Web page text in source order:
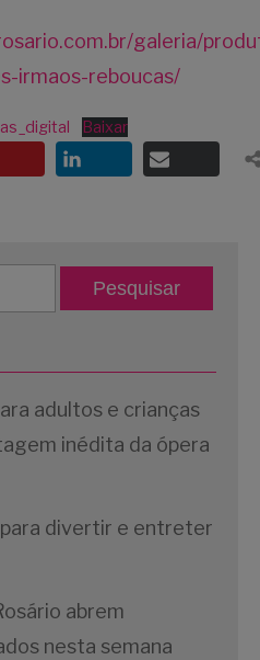
galeria/
irmaos-reboucas/
Baixar
adultos e crianças
inédita da ópera
divertir e entreter
abrem
nesta semana